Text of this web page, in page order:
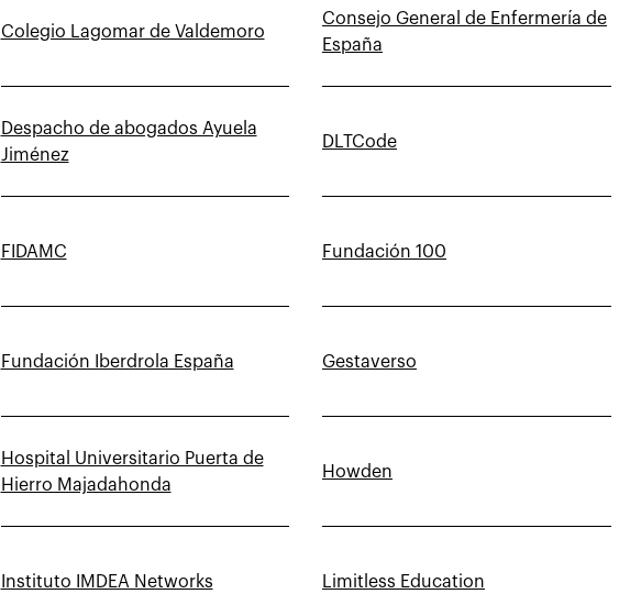
Colegio Lagomar de Valdemoro
Consejo General de Enfermería de
España
Despacho de abogados Ayuela
Jiménez
DLTCode
FIDAMC Fundación 100
Fundación Iberdrola España Gestaverso
Hospital Universitario Puerta de
Hierro Majadahonda
Howden
Instituto IMDEA Networks Limitless Education